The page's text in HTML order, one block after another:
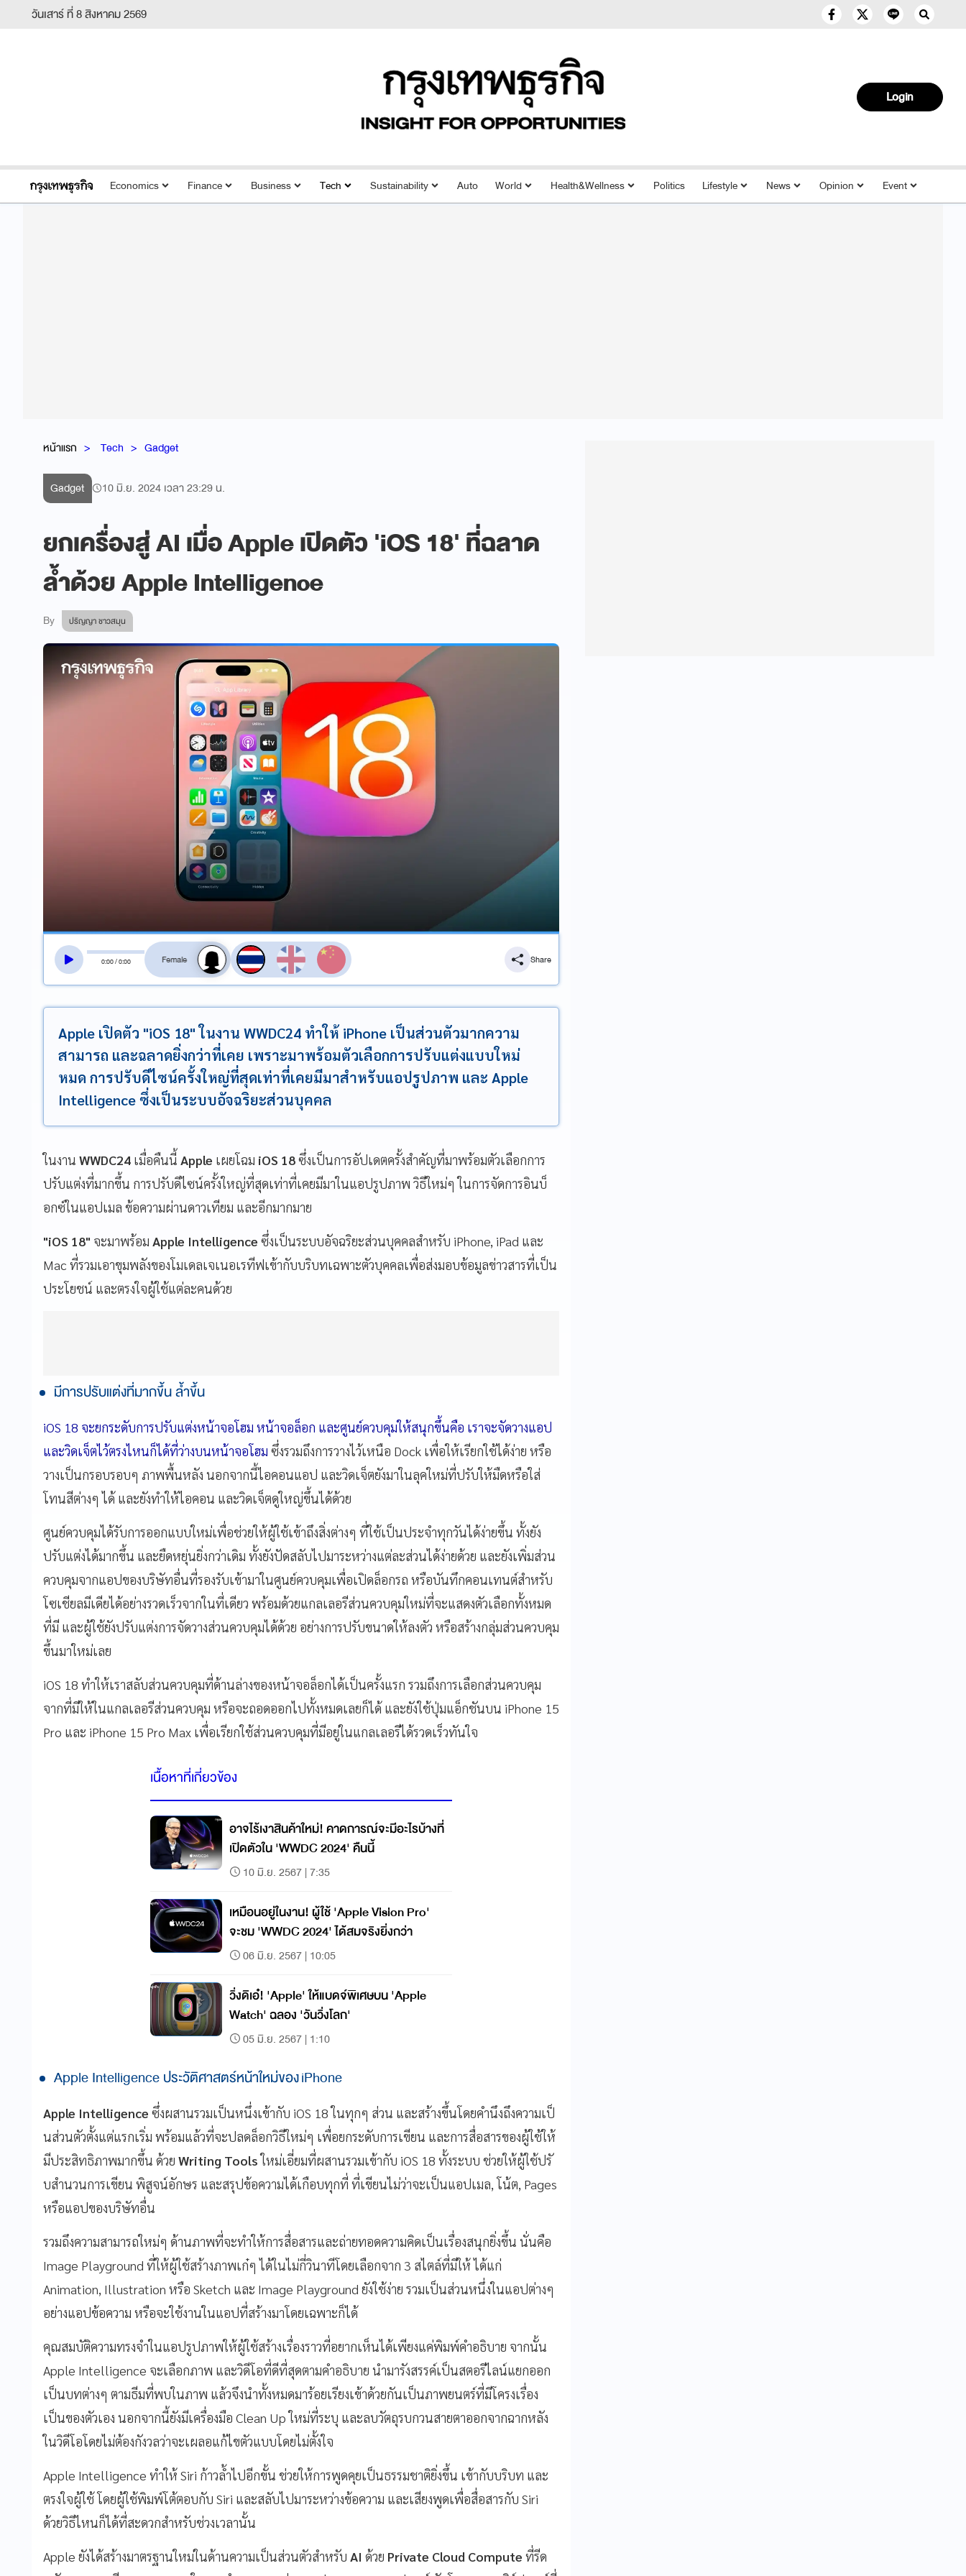
วันเสาร์ ที่ 8 สิงหาคม 2569
Login
Economics Finance Business Tech Sustainability Auto World Health&Wellness Politics Lifestyle News Opinion Event
หน้าแรก Tech Gadget
Gadget 10 มิ.ย. 2024 เวลา 23:29 น.
ยกเครื่องสู่ AI เมื่อ Apple เปิดตัว 'iOS 18' ที่ฉลาด
ล้ำด้วย Apple Intelligence
By ปริญญา ชาวสมุน
0:00/0:00
สลับเสียงอ่าน
Share
Apple เปิดตัว "iOS 18" ในงาน WWDC24 ทำให้ iPhone เป็นส่วนตัวมากความ
สามารถ และฉลาดยิ่งกว่าที่เคย เพราะมาพร้อมตัวเลือกการปรับแต่งแบบใหม่
หมด การปรับดีไซน์ครั้งใหญ่ที่สุดเท่าที่เคยมีมาสำหรับแอปรูปภาพ และ Apple
Intelligence ซึ่งเป็นระบบอัจฉริยะส่วนบุคคล
ในงาน WWDC24 เมื่อคืนนี้ Apple เผยโฉม iOS 18ซึ่งเป็นการอัปเดตครั้งสำคัญที่มาพร้อมตัวเลือกการ
ปรับแต่งที่มากขึ้น การปรับดีไซน์ครั้งใหญ่ที่สุดเท่าที่เคยมีมาในแอปรูปภาพ วิธีใหม่ๆ ในการจัดการอินบ็
อกซ์ในแอปเมล ข้อความผ่านดาวเทียม และอีกมากมาย
"iOS 18" จะมาพร้อม Apple Intelligence ซึ่งเป็นระบบอัจฉริยะส่วนบุคคลสำหรับ iPhone, iPad และ
Mac ที่รวมเอาขุมพลังของโมเดลเจเนอเรทีฟเข้ากับบริบทเฉพาะตัวบุคคลเพื่อส่งมอบข้อมูลข่าวสารที่เป็น
ประโยชน์ และตรงใจผู้ใช้แต่ละคนด้วย
มีการปรับแต่งที่มากขึ้น ล้ำขึ้น
iOS 18 จะยกระดับการปรับแต่งหน้าจอโฮม หน้าจอล็อก และศูนย์ควบคุมให้สนุกขึ้นคือ เราจะจัดวางแอป
และวิดเจ็ตไว้ตรงไหนก็ได้ที่ว่างบนหน้าจอโฮม ซึ่งรวมถึงการวางไว้เหนือ Dock เพื่อให้เรียกใช้ได้ง่าย หรือ
วางเป็นกรอบรอบๆ ภาพพื้นหลัง นอกจากนี้ไอคอนแอป และวิดเจ็ตยังมาในลุคใหม่ที่ปรับให้มืดหรือใส่
โทนสีต่างๆ ได้ และยังทำให้ไอคอน และวิดเจ็ตดูใหญ่ขึ้นได้ด้วย
ศูนย์ควบคุมได้รับการออกแบบใหม่เพื่อช่วยให้ผู้ใช้เข้าถึงสิ่งต่างๆ ที่ใช้เป็นประจำทุกวันได้ง่ายขึ้น ทั้งยัง
ปรับแต่งได้มากขึ้น และยืดหยุ่นยิ่งกว่าเดิม ทั้งยังปัดสลับไปมาระหว่างแต่ละส่วนได้ง่ายด้วย และยังเพิ่มส่วน
ควบคุมจากแอปของบริษัทอื่นที่รองรับเข้ามาในศูนย์ควบคุมเพื่อเปิดล็อกรถ หรือบันทึกคอนเทนต์สำหรับ
โซเชียลมีเดียได้อย่างรวดเร็วจากในที่เดียว พร้อมด้วยแกลเลอรีส่วนควบคุมใหม่ที่จะแสดงตัวเลือกทั้งหมด
ที่มี และผู้ใช้ยังปรับแต่งการจัดวางส่วนควบคุมได้ด้วย อย่างการปรับขนาดให้ลงตัว หรือสร้างกลุ่มส่วนควบคุม
ขึ้นมาใหม่เลย
iOS 18 ทำให้เราสลับส่วนควบคุมที่ด้านล่างของหน้าจอล็อกได้เป็นครั้งแรก รวมถึงการเลือกส่วนควบคุม
จากที่มีให้ในแกลเลอรีส่วนควบคุม หรือจะถอดออกไปทั้งหมดเลยก็ได้ และยังใช้ปุ่มแอ็กชันบน iPhone 15
Pro และ iPhone 15 Pro Max เพื่อเรียกใช้ส่วนควบคุมที่มีอยู่ในแกลเลอรีได้รวดเร็วทันใจ
เนื้อหาที่เกี่ยวข้อง
อาจไร้เงาสินค้าใหม่! คาดการณ์จะมีอะไรบ้างที่
เปิดตัวใน 'WWDC 2024' คืนนี้
10 มิ.ย. 2567 | 7:35
เหมือนอยู่ในงาน! ผู้ใช้ 'Apple Vision Pro'
จะชม 'WWDC 2024' ได้สมจริงยิ่งกว่า
06 มิ.ย. 2567 | 10:05
วิ่งดิเอ๋! 'Apple' ให้แบดจ์พิเศษบน 'Apple
Watch' ฉลอง 'วันวิ่งโลก'
05 มิ.ย. 2567 | 1:10
Apple Intelligence ประวัติศาสตร์หน้าใหม่ของ iPhone
Apple Intelligence ซึ่งผสานรวมเป็นหนึ่งเข้ากับ iOS 18 ในทุกๆ ส่วน และสร้างขึ้นโดยคำนึงถึงความเป็
นส่วนตัวตั้งแต่แรกเริ่ม พร้อมแล้วที่จะปลดล็อกวิธีใหม่ๆ เพื่อยกระดับการเขียน และการสื่อสารของผู้ใช้ให้
มีประสิทธิภาพมากขึ้น ด้วย Writing Toolsใหม่เอี่ยมที่ผสานรวมเข้ากับ iOS 18 ทั้งระบบ ช่วยให้ผู้ใช้ปรั
บสำนวนการเขียน พิสูจน์อักษร และสรุปข้อความได้เกือบทุกที่ ที่เขียนไม่ว่าจะเป็นแอปเมล, โน้ต, Pages
หรือแอปของบริษัทอื่น
รวมถึงความสามารถใหม่ๆ ด้านภาพที่จะทำให้การสื่อสารและถ่ายทอดความคิดเป็นเรื่องสนุกยิ่งขึ้น นั่นคือ
Image Playground ที่ให้ผู้ใช้สร้างภาพเก๋ๆ ได้ในไม่กี่วินาทีโดยเลือกจาก 3 สไตล์ที่มีให้ ได้แก่
Animation, Illustration หรือ Sketch และ Image Playground ยังใช้ง่าย รวมเป็นส่วนหนึ่งในแอปต่างๆ
อย่างแอปข้อความ หรือจะใช้งานในแอปที่สร้างมาโดยเฉพาะก็ได้
คุณสมบัติความทรงจำในแอปรูปภาพให้ผู้ใช้สร้างเรื่องราวที่อยากเห็นได้เพียงแค่พิมพ์คำอธิบาย จากนั้น
Apple Intelligence จะเลือกภาพ และวิดีโอที่ดีที่สุดตามคำอธิบาย นำมารังสรรค์เป็นสตอรีไลน์แยกออก
เป็นบทต่างๆ ตามธีมที่พบในภาพ แล้วจึงนำทั้งหมดมาร้อยเรียงเข้าด้วยกันเป็นภาพยนตร์ที่มีโครงเรื่อง
เป็นของตัวเอง นอกจากนี้ยังมีเครื่องมือ Clean Up ใหม่ที่ระบุ และลบวัตถุรบกวนสายตาออกจากฉากหลัง
ในวิดีโอโดยไม่ต้องกังวลว่าจะเผลอแก้ไขตัวแบบโดยไม่ตั้งใจ
Apple Intelligence ทำให้ Siri ก้าวล้ำไปอีกขั้น ช่วยให้การพูดคุยเป็นธรรมชาติยิ่งขึ้น เข้ากับบริบท และ
ตรงใจผู้ใช้ โดยผู้ใช้พิมพ์โต้ตอบกับ Siri และสลับไปมาระหว่างข้อความ และเสียงพูดเพื่อสื่อสารกับ Siri
ด้วยวิธีไหนก็ได้ที่สะดวกสำหรับช่วงเวลานั้น
Apple ยังได้สร้างมาตรฐานใหม่ในด้านความเป็นส่วนตัวสำหรับ AI ด้วย Private Cloud Compute ที่รีด